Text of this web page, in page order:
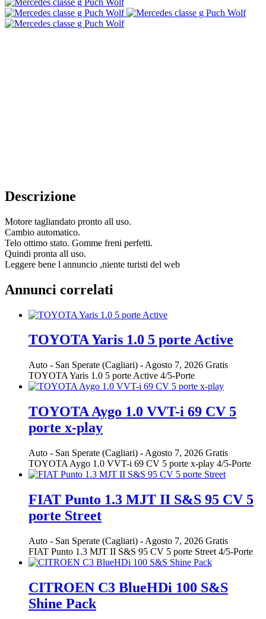
Descrizione
Motore tagliandato pronto all uso.
Cambio automatico.
Telo ottimo stato. Gomme freni perfetti.
Quindi pronta all uso.
Leggere bene l annuncio ,niente turisti del web
Annunci correlati
TOYOTA Yaris 1.0 5 porte Active
Auto - San Sperate (Cagliari) - Agosto 7, 2026 Gratis
TOYOTA Yaris 1.0 5 porte Active 4/5-Porte
TOYOTA Aygo 1.0 VVT-i 69 CV 5
porte x-play
Auto - San Sperate (Cagliari) - Agosto 7, 2026 Gratis
TOYOTA Aygo 1.0 VVT-i 69 CV 5 porte x-play 4/5-Porte
FIAT Punto 1.3 MJT II S&S 95 CV 5
porte Street
Auto - San Sperate (Cagliari) - Agosto 7, 2026 Gratis
FIAT Punto 1.3 MJT II S&S 95 CV 5 porte Street 4/5-Porte
CITROEN C3 BlueHDi 100 S&S
Shine Pack